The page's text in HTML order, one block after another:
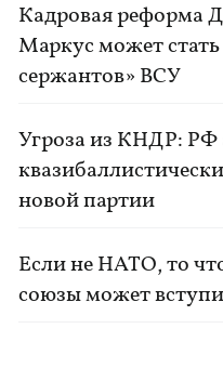
Кадровая реформа
Маркус может стать
сержантов» ВСУ
Угроза из КНДР: РФ
новой партии
Если не НАТО, то
союзы может